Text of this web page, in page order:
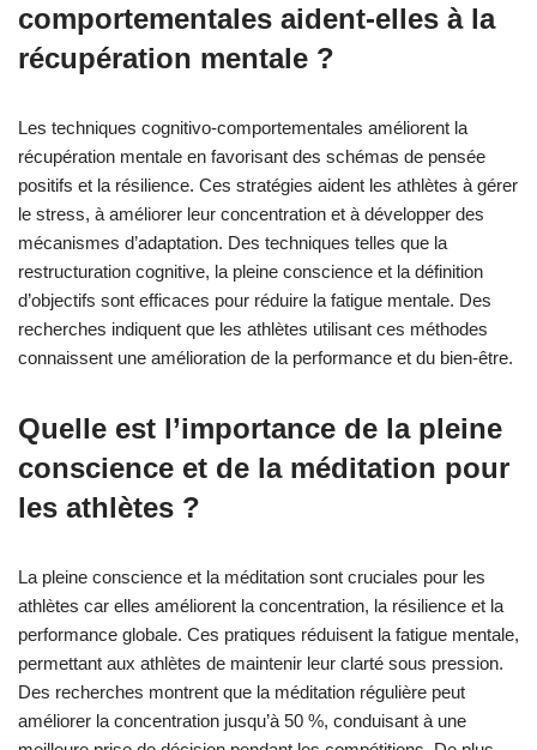
comportementales aident-elles à la
récupération mentale ?
Les techniques cognitivo-comportementales améliorent la
récupération mentale en favorisant des schémas de pensée
positifs et la résilience. Ces stratégies aident les athlètes à gérer
le stress, à améliorer leur concentration et à développer des
mécanismes d’adaptation. Des techniques telles que la
restructuration cognitive, la pleine conscience et la définition
d’objectifs sont efficaces pour réduire la fatigue mentale. Des
recherches indiquent que les athlètes utilisant ces méthodes
connaissent une amélioration de la performance et du bien-être.
Quelle est l’importance de la pleine
conscience et de la méditation pour
les athlètes ?
La pleine conscience et la méditation sont cruciales pour les
athlètes car elles améliorent la concentration, la résilience et la
performance globale. Ces pratiques réduisent la fatigue mentale,
permettant aux athlètes de maintenir leur clarté sous pression.
Des recherches montrent que la méditation régulière peut
améliorer la concentration jusqu’à 50 %, conduisant à une